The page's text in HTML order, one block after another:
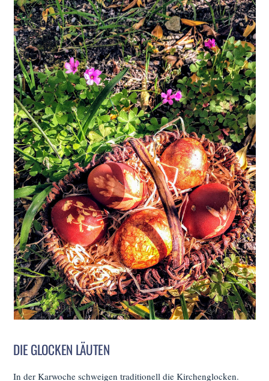
DIE GLOCKEN LÄUTEN
In der Karwoche schweigen traditionell die Kirchenglocken.